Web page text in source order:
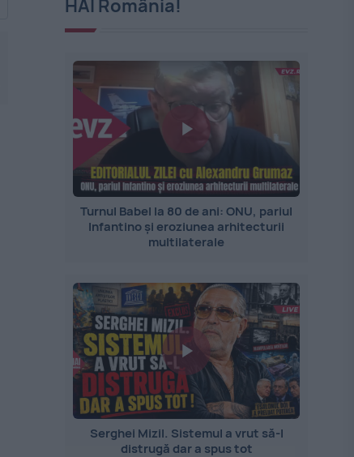
HAI România!
Turnul Babel la 80 de ani: ONU, pariul
Infantino și eroziunea arhitecturii
multilaterale
Serghei Mizil. Sistemul a vrut să-l
distrugă dar a spus tot